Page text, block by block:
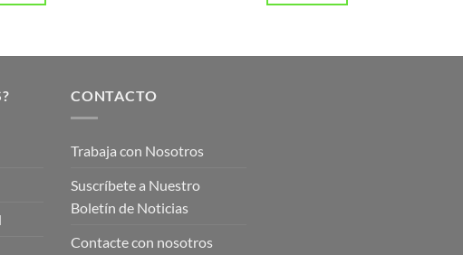
CONTACTO
Trabaja con Nosotros
Suscríbete a Nuestro
Boletín de Noticias
Contacte con nosotros